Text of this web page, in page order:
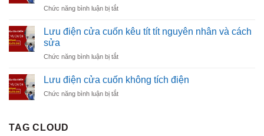
Hỗ
Cấp
cửa
12V
hãng
Chức năng bình luận bị tắtở
Điện
Cửa
Uy
–
Lưu điện cửa cuốn kêu tít tít nguyên nhân và cách
sửa
Chức năng bình luận bị tắtở
điện
cuốn
Lưu điện cửa cuốn không tích điện
Chức năng bình luận bị tắtở
TAG CLOUD